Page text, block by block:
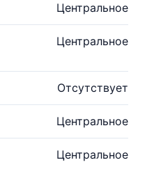
Центральное
Центральное
Отсутствует
Центральное
Центральное